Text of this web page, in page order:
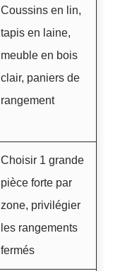
Coussins en lin,
tapis en laine,
meuble en bois
clair, paniers de
rangement
Choisir 1 grande
pièce forte par
zone, privilégier
les rangements
fermés